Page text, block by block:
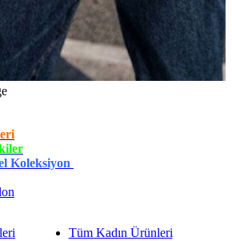
Koleksiyon
Tüm Kadın Ürünleri